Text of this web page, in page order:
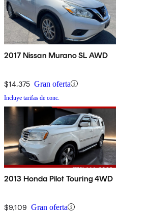
2017 Nissan Murano SL AWD
$14,375 Gran oferta
Incluye tarifas de conc.
2013 Honda Pilot Touring 4WD
$9,109 Gran oferta